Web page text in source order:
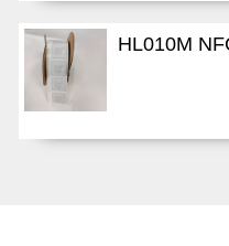
HL010M